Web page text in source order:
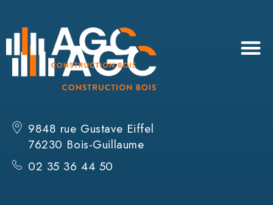
9848 rue Gustave Eiffel
76230 Bois-Guillaume
02 35 36 44 50